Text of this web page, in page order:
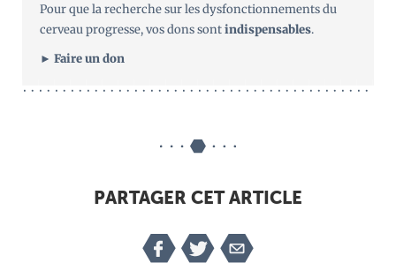
Pour que la recherche sur les dysfonctionnements du
cerveau progresse, vos dons sontindispensables.
► Faire un don
PARTAGER CET ARTICLE